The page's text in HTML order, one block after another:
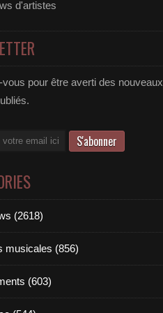
d'artistes
pour être averti des nouveaux
(2618)
musicales (856)
(603)